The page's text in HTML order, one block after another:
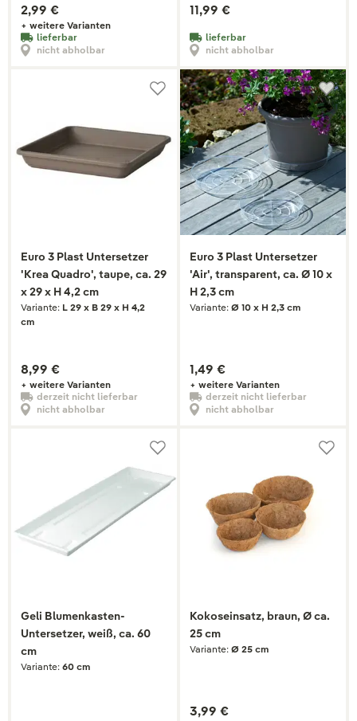
2,99 €
+ weitere Varianten
lieferbar
nicht abholbar
11,99 €
lieferbar
nicht abholbar
Euro 3 Plast Untersetzer
'Krea Quadro', taupe, ca. 29
x 29 x H 4,2 cm
Variante: L 29 x B 29 x H 4,2
cm
8,99 €
+ weitere Varianten
derzeit nicht lieferbar
nicht abholbar
Euro 3 Plast Untersetzer
'Air', transparent, ca. Ø 10 x
H 2,3 cm
Variante: Ø 10 x H 2,3 cm
1,49 €
+ weitere Varianten
derzeit nicht lieferbar
nicht abholbar
Geli Blumenkasten-
Untersetzer, weiß, ca. 60
cm
Variante: 60 cm
Kokoseinsatz, braun, Ø ca.
25 cm
Variante: Ø 25 cm
3,99 €